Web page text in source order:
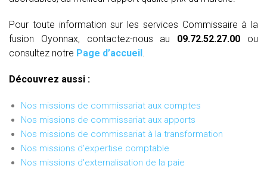
Pour toute information sur les services Commissaire à la
fusion Oyonnax, contactez-nous au 09.72.52.27.00 ou
consultez notre Page d’accueil
Découvrez aussi :
Nos missions de commissariat aux comptes
Nos missions de commissariat aux apports
Nos missions de commissariat à la transformation
Nos missions d'expertise comptable
Nos missions d'externalisation de la paie